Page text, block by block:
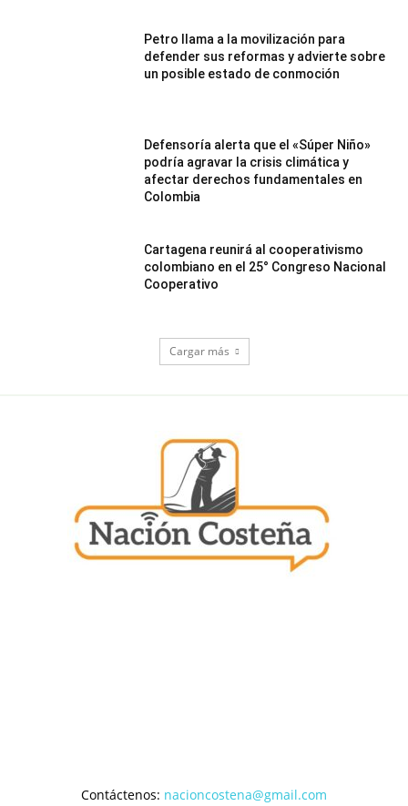
Petro llama a la movilización para
defender sus reformas y advierte sobre
un posible estado de conmoción
Defensoría alerta que el «Súper Niño»
podría agravar la crisis climática y
afectar derechos fundamentales en
Colombia
Cartagena reunirá al cooperativismo
colombiano en el 25° Congreso Nacional
Cooperativo
Cargar más
Contáctenos: nacioncostena@gmail.com